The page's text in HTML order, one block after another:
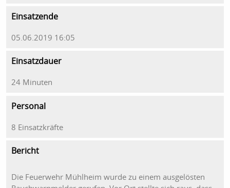
Einsatzende
05.06.2019 16:05
Einsatzdauer
24 Minuten
Personal
8 Einsatzkräfte
Bericht
Die Feuerwehr Mühlheim wurde zu einem ausgelösten